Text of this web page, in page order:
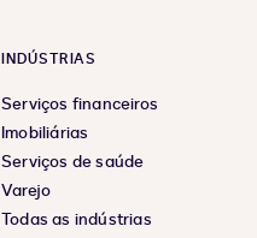
INDÚSTRIAS
Serviços financeiros
Imobiliárias
Serviços de saúde
Varejo
Todas as indústrias